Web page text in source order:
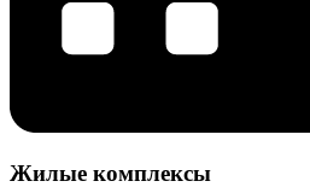
Жилые комплексы